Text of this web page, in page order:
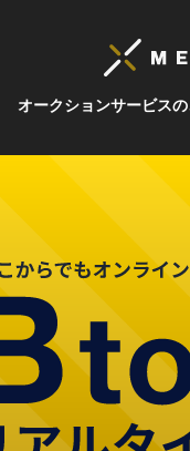
オークションサービス